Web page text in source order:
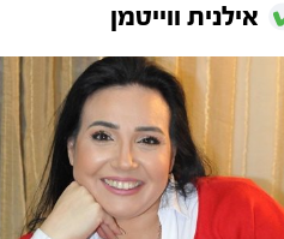
אילנית ווייטמן